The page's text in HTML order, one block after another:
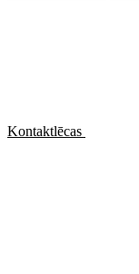
Kontaktlēcas